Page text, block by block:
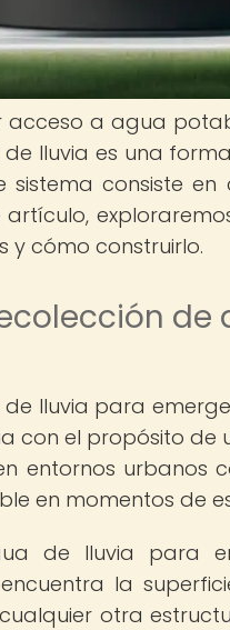
acceso a agua
lluvia es una
sistema consiste
y cómo construirlo.
lluvia para
el propósito de
entornos urbanos
en momentos de
de lluvia para
la
otra